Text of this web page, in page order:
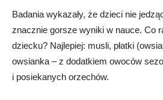
Badania wykazały, że dzieci nie
znacznie gorsze wyniki w nauce. Co
dziecku? Najlepiej: musli, płatki
owsianka – z dodatkiem owoców
i posiekanych orzechów.